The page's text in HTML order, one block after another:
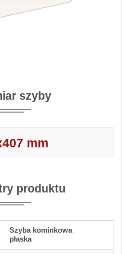
szyby
mm
produktu
Szyba kominkowa
płaska